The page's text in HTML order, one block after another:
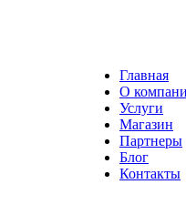
Главная
О
Услуги
Магазин
Партнеры
Блог
Контакты